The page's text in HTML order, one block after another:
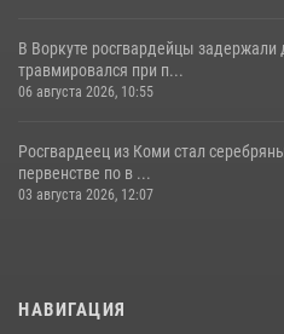
В Воркуте росгвардейцы
травмировался при п...
06 августа 2026, 10:55
Росгвардеец из Коми стал
первенстве по в ...
03 августа 2026, 12:07
НАВИГАЦИЯ